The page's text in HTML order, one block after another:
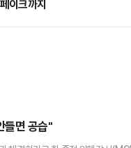
이크까지
들면 공습"